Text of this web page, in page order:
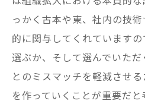
っかく古本や東、社内の技
的に関与してくれています
選ぶか、そして選んでいた
とのミスマッチを軽減させ
を作っていくことが重要だと